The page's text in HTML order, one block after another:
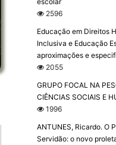
2596
Educação em Direitos
Inclusiva e Educação
aproximações e
2055
GRUPO FOCAL NA
CIÊNCIAS SOCIAIS E
1996
ANTUNES, Ricardo. O
Servidão: o novo